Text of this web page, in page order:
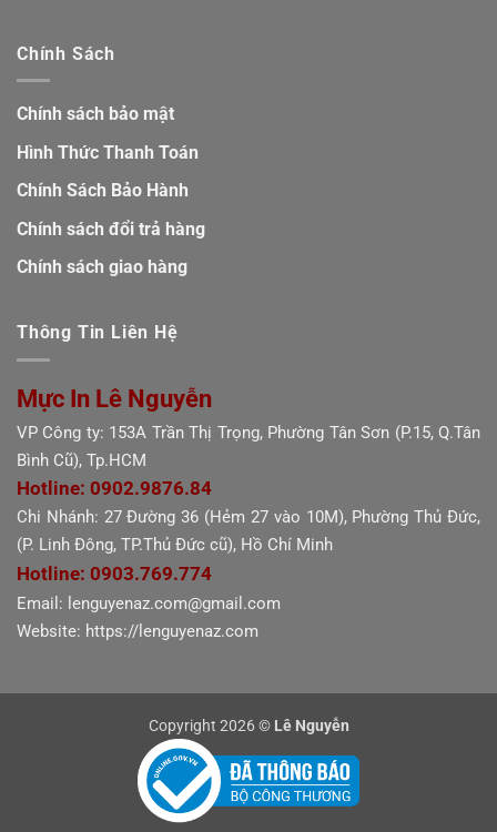
Chính Sách
Chính sách bảo mật
Hình Thức Thanh Toán
Chính Sách Bảo Hành
Chính sách đổi trả hàng
Chính sách giao hàng
Thông Tin Liên Hệ
Mực In Lê Nguyễn
VP Công ty: 153A Trần Thị Trọng, Phường Tân Sơn (P.15, Q.Tân
Bình Cũ), Tp.HCM
Hotline: 0902.9876.84
Chi Nhánh: 27 Đường 36 (Hẻm 27 vào 10M), Phường Thủ Đức,
(P. Linh Đông, TP.Thủ Đức cũ), Hồ Chí Minh
Hotline: 0903.769.774
Email: lenguyenaz.com@gmail.com
Website: https://lenguyenaz.com
Copyright 2026 © Lê Nguyễn